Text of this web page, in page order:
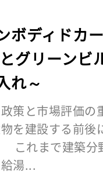
ボディドカ
グリーンビ
れ～
策と市場評価の
を建設する前後
これまで建築分
湯...